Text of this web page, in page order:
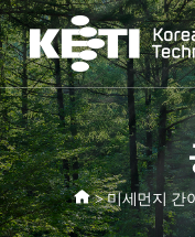
>미세먼지 간